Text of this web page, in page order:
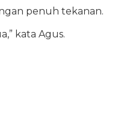
penuh tekanan.
kata Agus.